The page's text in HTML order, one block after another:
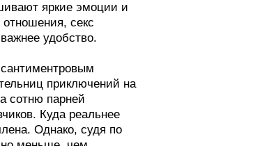
яркие эмоции и
секс
удобство.
приключений на
сотню парней
Куда реальнее
Однако, судя по